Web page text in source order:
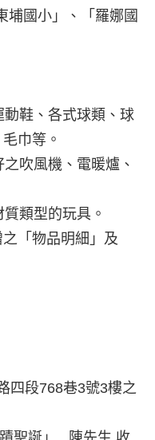
埔國小」、「羅娜國
動鞋、各式球類、球
巾等。
吹風機、電暖爐、
類型的玩具。
「物品明細」及
四段768巷3號3樓之